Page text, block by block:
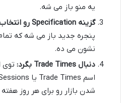
یه منو باز می شه.
گزینه Specification رو انتخاب کن:
پنجره جدید باز می شه که
نشون می ده.
دنبال Trade Times بگرد:
شدن بازار رو برای هر روز